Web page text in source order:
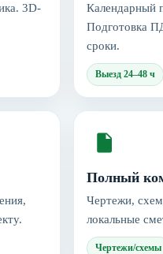
3D-
Календарный
Подготовка
сроки.
Выезд 24–48 ч
Полный
Чертежи,
локальные
Чертежи/схемы